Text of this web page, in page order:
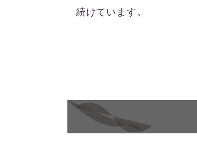
続けています。